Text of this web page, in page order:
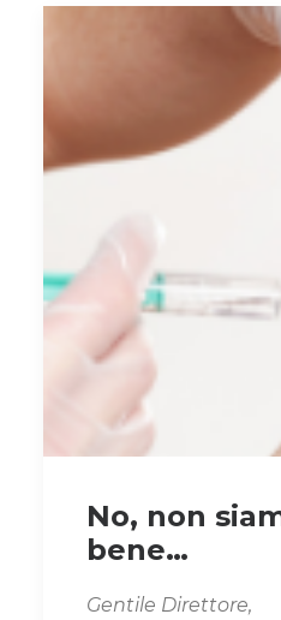
No, non
bene…
Gentile Direttore,